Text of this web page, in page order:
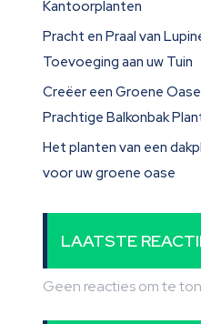
Kantoorplanten
Pracht en Praal van
Toevoeging aan uw Tuin
Creëer een Groene
Prachtige Balkonbak
Het planten van een
voor uw groene oase
LAATSTE
Geen reacties om te